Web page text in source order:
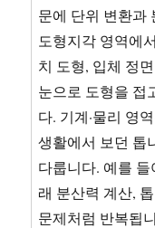
문에 단위 변환과
도형지각 영역에
치 도형, 입체 정
눈으로 도형을 접
다. 기계·물리 영
생활에서 보던 톱
다룹니다. 예를
래 분산력 계산,
문제처럼 반복됩